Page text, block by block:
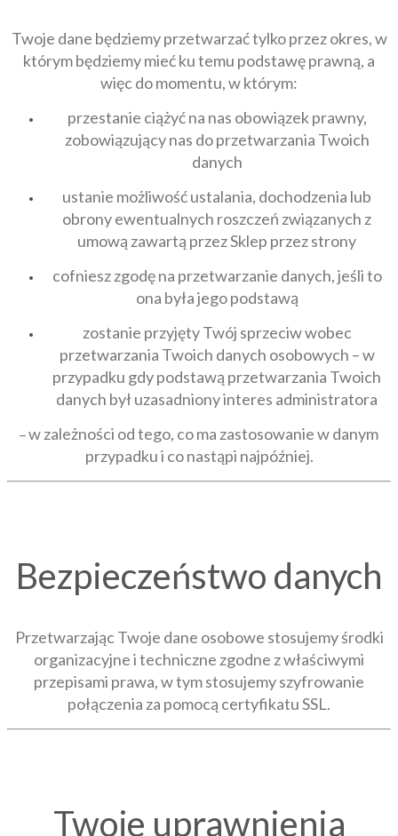
Twoje dane będziemy przetwarzać tylko przez okres, w
którym będziemy mieć ku temu podstawę prawną, a
więc do momentu, w którym:
przestanie ciążyć na nas obowiązek prawny,
zobowiązujący nas do przetwarzania Twoich
danych
ustanie możliwość ustalania, dochodzenia lub
obrony ewentualnych roszczeń związanych z
umową zawartą przez Sklep przez strony
cofniesz zgodę na przetwarzanie danych, jeśli to
ona była jego podstawą
zostanie przyjęty Twój sprzeciw wobec
przetwarzania Twoich danych osobowych – w
przypadku gdy podstawą przetwarzania Twoich
danych był uzasadniony interes administratora
– w zależności od tego, co ma zastosowanie w danym
przypadku i co nastąpi najpóźniej.
Bezpieczeństwo danych
Przetwarzając Twoje dane osobowe stosujemy środki
organizacyjne i techniczne zgodne z właściwymi
przepisami prawa, w tym stosujemy szyfrowanie
połączenia za pomocą certyfikatu SSL.
Twoje uprawnienia